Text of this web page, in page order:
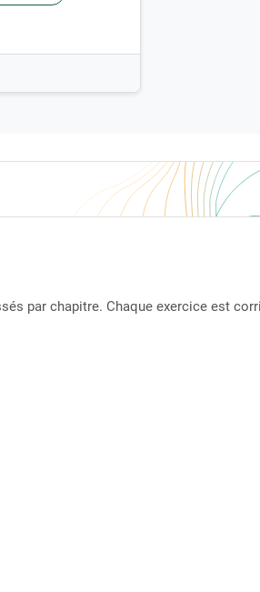
par chapitre. Chaque exercice est